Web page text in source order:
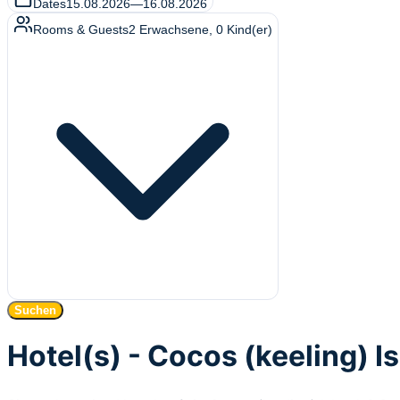
Dates15.08.2026—16.08.2026
Rooms & Guests2 Erwachsene 0 Kind(er)
Suchen
Hotel(s) - Cocos (keeling)